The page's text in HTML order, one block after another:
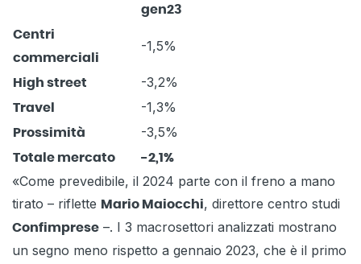
gen23
Centri
commerciali
-1,5%
High street -3,2%
Travel -1,3%
Prossimità -3,5%
Totale mercato -2,1%
«Come prevedibile, il 2024 parte con il freno a mano
tirato – riflette Mario Maiocchi, direttore centro studi
Confimprese –. I 3 macrosettori analizzati mostrano
un segno meno rispetto a gennaio 2023, che è il primo